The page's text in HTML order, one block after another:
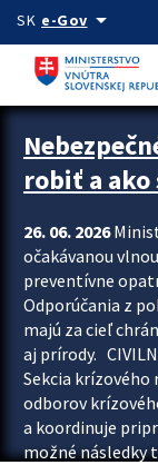
Preskocit na hlavný
SK e-Govarrow_drop_down
Zastavit automatický
robiť a
26. 06. 2026
očakávanou
preventívne
Odporúčania z
majú za cieľ
aj prírody.
Sekcia krízového
odborov
a koordinuje
možné následky